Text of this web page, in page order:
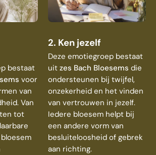
bestaat
voor
van
Van
tot
2. Ken jezelf
Deze emotiegroep bestaat
uit zes Bach Bloesems die
ondersteunen bij twijfel,
onzekerheid en het vinden
van vertrouwen in jezelf.
Iedere bloesem helpt bij
een andere vorm van
besluiteloosheid of gebrek
aan richting.